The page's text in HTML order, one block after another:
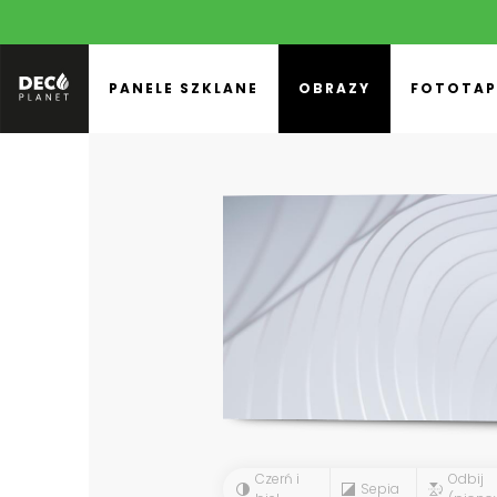
PANELE SZKLANE OBRAZY
Czerń i
Sepia
Odbij